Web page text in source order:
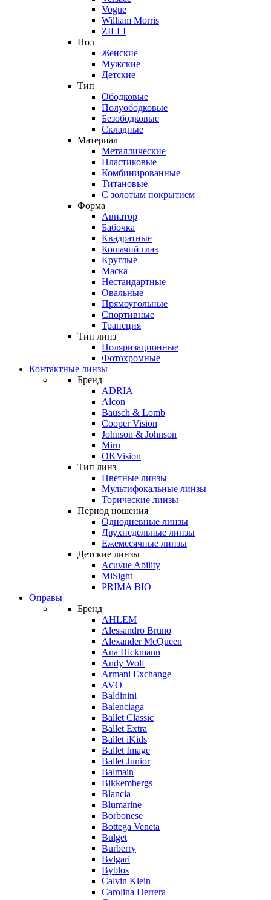
Vogue
William Morris
ZILLI
Пол
Женские
Мужские
Детские
Тип
Ободковые
Полуободковые
Безободковые
Складные
Материал
Металлические
Пластиковые
Комбинированные
Титановые
С золотым покрытием
Форма
Авиатор
Бабочка
Квадратные
Кошачий глаз
Круглые
Маска
Нестандартные
Овальные
Прямоугольные
Спортивные
Трапеция
Тип линз
Поляризационные
Фотохромные
Контактные линзы
Бренд
ADRIA
Alcon
Bausch & Lomb
Cooper Vision
Johnson & Johnson
Miru
OKVision
Тип линз
Цветные линзы
Мультифокальные линзы
Торические линзы
Период ношения
Однодневные линзы
Двухнедельные линзы
Ежемесячные линзы
Детские линзы
Acuvue Ability
MiSight
PRIMA BIO
Оправы
Бренд
AHLEM
Alessandro Bruno
Alexander McQueen
Ana Hickmann
Andy Wolf
Armani Exchange
AVO
Baldinini
Balenciaga
Ballet Classic
Ballet Extra
Ballet iKids
Ballet Image
Ballet Junior
Balmain
Bikkembergs
Blancia
Blumarine
Borbonese
Bottega Veneta
Bulget
Burberry
Bvlgari
Byblos
Calvin Klein
Carolina Herrera